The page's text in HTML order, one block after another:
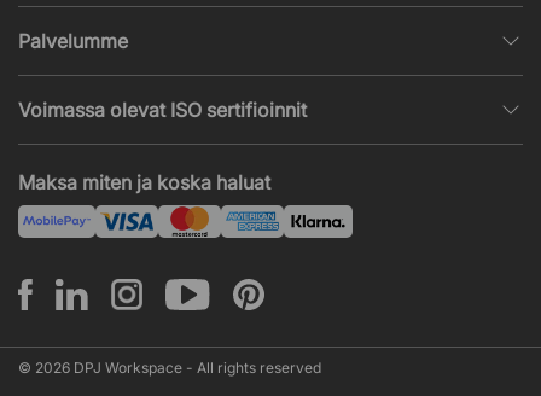
Suosittuja sivuja
Palvelumme
Asennus
Maksa miten ja koska haluat
Voimassa olevat ISO sertifioinnit
ISO 14001
ISO 45001
© 2026 DPJ Workspace - All rights reserved